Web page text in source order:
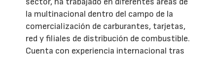
la multinacional dentro del campo de la
comercialización de carburantes, tarjetas,
red y filiales de distribución de combustible.
Cuenta con experiencia internacional tras